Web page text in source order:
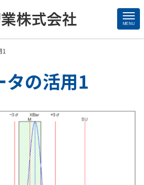
MENU
タの活用1